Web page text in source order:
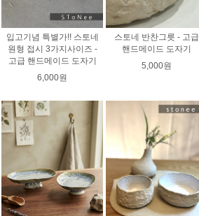
입고기념 특별가!! 스토네
원형 접시 3가지사이즈 -
고급 핸드메이드 도자기
6,000원
스토네 반찬그릇 - 고급
핸드메이드 도자기
5,000원